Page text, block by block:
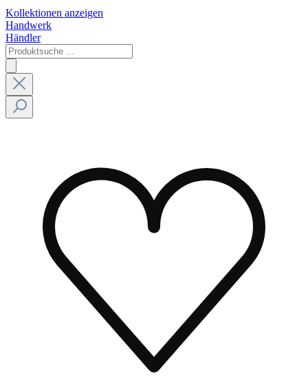
Kollektionen anzeigen
Handwerk
Händler